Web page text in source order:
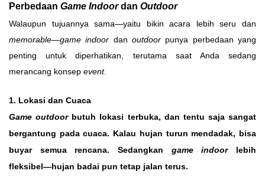
Perbedaan Game Indoordan Outdoor
Walaupun tujuannya sama—yaitu bikin acara lebih seru dan
memorable—game indoor danoutdoor punya perbedaan yang
penting untuk diperhatikan, terutama saat Anda sedang
merancang konsep event.
1. Lokasi dan Cuaca
Game outdoorbutuh lokasi terbuka, dan tentu saja sangat
bergantung pada cuaca. Kalau hujan turun mendadak, bisa
buyar semua rencana. Sedangkan game indoorlebih
fleksibel—hujan badai pun tetap jalan terus.